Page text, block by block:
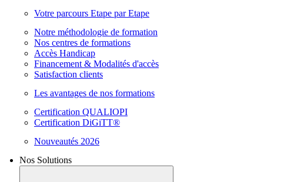
Votre parcours Etape par Etape
Notre méthodologie de formation
Nos centres de formations
Accès Handicap
Financement & Modalités d'accès
Satisfaction clients
Les avantages de nos formations
Certification QUALIOPI
Certification DiGiTT®
Nouveautés 2026
Nos Solutions